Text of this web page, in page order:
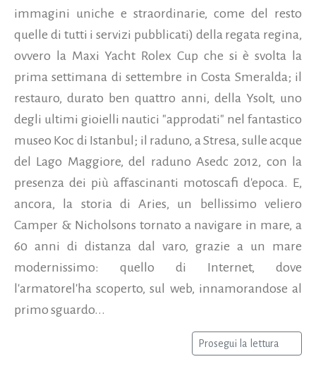
immagini uniche e straordinarie, come del resto
quelle di tutti i servizi pubblicati) della regata regina,
ovvero la Maxi Yacht Rolex Cup che si è svolta la
prima settimana di settembre in Costa Smeralda; il
restauro, durato ben quattro anni, della Ysolt, uno
degli ultimi gioielli nautici "approdati" nel fantastico
museo Koc di Istanbul; il raduno, a Stresa, sulle acque
del Lago Maggiore, del raduno Asedc 2012, con la
presenza dei più affascinanti motoscafi d'epoca. E,
ancora, la storia di Aries, un bellissimo veliero
Camper & Nicholsons tornato a navigare in mare, a
60 anni di distanza dal varo, grazie a un mare
modernissimo: quello di Internet, dove
l'armatorel'ha scoperto, sul web, innamorandose al
primo sguardo...
Prosegui la lettura